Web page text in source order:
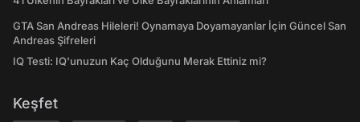
GTA San Andreas Hileleri! Oynamaya Doyamayanlar İçin Güncel San
Andreas Şifreleri
IQ Testi: IQ'unuzun Kaç Olduğunu Merak Ettiniz mi?
Keşfet